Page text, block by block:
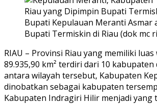
Bupati Kepulauan Meranti Asmar
Bupati Termiskin di Riau (dok mc
RIAU – Provinsi Riau yang memiliki
89.935,90 km² terdiri dari 10 kabupaten
antara wilayah tersebut, Kabupaten
dinobatkan sebagai kabupaten
Kabupaten Indragiri Hilir menjadi yang